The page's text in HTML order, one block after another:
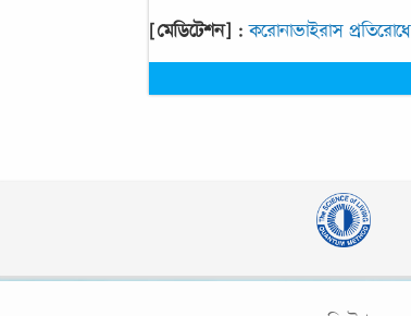
[মেডিটেশন] : করোনাভাইরাস প্রতিরোধে